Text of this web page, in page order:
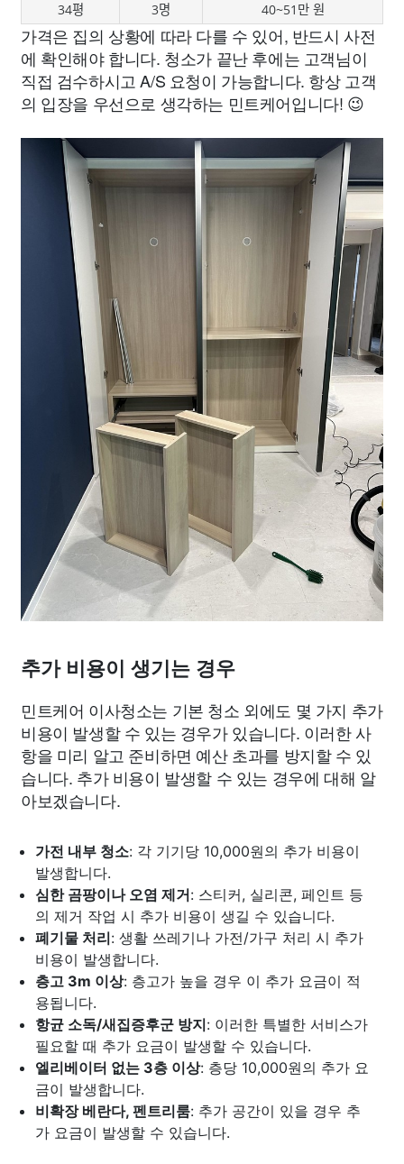
34평
3명 40~51만 원
가격은 집의 상황에 따라 다를 수 있어, 반드시 사전
에 확인해야 합니다. 청소가 끝난 후에는 고객님이
직접 검수하시고 A/S 요청이 가능합니다. 항상 고객
의 입장을 우선으로 생각하는 민트케어입니다! 😉
추가 비용이 생기는 경우
민트케어 이사청소는 기본 청소 외에도 몇 가지 추가
비용이 발생할 수 있는 경우가 있습니다. 이러한 사
항을 미리 알고 준비하면 예산 초과를 방지할 수 있
습니다. 추가 비용이 발생할 수 있는 경우에 대해 알
아보겠습니다.
가전 내부 청소: 각 기기당 10,000원의 추가 비용이
발생합니다.
심한 곰팡이나 오염 제거: 스티커, 실리콘, 페인트 등
의 제거 작업 시 추가 비용이 생길 수 있습니다.
폐기물 처리: 생활 쓰레기나 가전/가구 처리 시 추가
비용이 발생합니다.
층고 3m 이상: 층고가 높을 경우 이 추가 요금이 적
용됩니다.
항균 소독/새집증후군 방지: 이러한 특별한 서비스가
필요할 때 추가 요금이 발생할 수 있습니다.
엘리베이터 없는 3층 이상: 층당 10,000원의 추가 요
금이 발생합니다.
비확장 베란다, 펜트리룸: 추가 공간이 있을 경우 추
가 요금이 발생할 수 있습니다.